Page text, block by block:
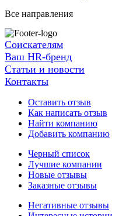
Все направления
Соискателям
Ваш HR-бренд
Статьи и новости
Контакты
Оставить отзыв
Как написать отзыв
Найти компанию
Добавить компанию
Черный список
Лучшие компании
Новые отзывы
Заказные отзывы
Негативные отзывы